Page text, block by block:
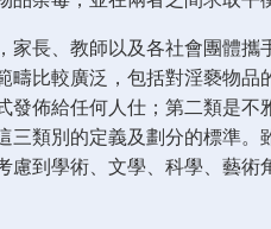
長、教師以及各社會團體
比較廣泛，包括對淫褻物
佈給任何人仕；第二類是
類別的定義及劃分的標準
到學術、文學、科學、藝